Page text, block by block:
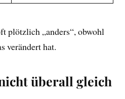
plötzlich „anders“, obwohl
verändert hat.
überall gleich